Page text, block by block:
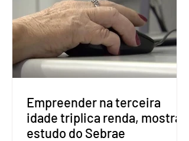
eleitor pode votar mesmo sem ter
realizado esse cadastro. Neste caso,
será exigido o documento de
identificação para acesso à urna
eletrônica. Se a urna eletrônica não
reconh
Empreender na terceira
idade triplica renda, mostra
estudo do Sebrae